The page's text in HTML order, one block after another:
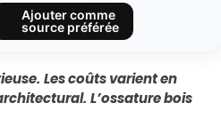
Ajouter comme
source préférée
Les coûts varient en
L’ossature bois